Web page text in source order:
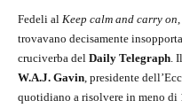
Fedeli al Keep calm and carry on
trovavano decisamente
cruciverba del Daily Telegraph .
W.A.J. Gavin , presidente
quotidiano a risolvere in meno